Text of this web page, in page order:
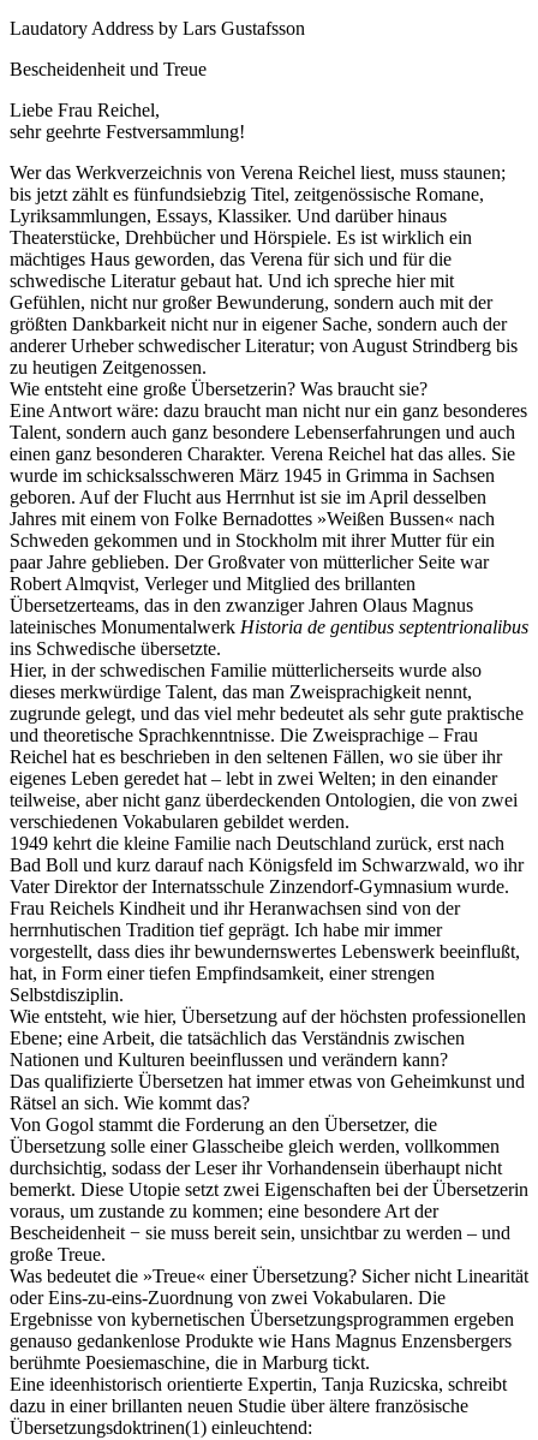
Laudatory Address by Lars Gustafsson
Bescheidenheit und Treue
Liebe Frau Reichel,
sehr geehrte Festversammlung!
Wer das Werkverzeichnis von Verena Reichel liest, muss staunen;
bis jetzt zählt es fünfundsiebzig Titel, zeitgenössische Romane,
Lyriksammlungen, Essays, Klassiker. Und darüber hinaus
Theaterstücke, Drehbücher und Hörspiele. Es ist wirklich ein
mächtiges Haus geworden, das Verena für sich und für die
schwedische Literatur gebaut hat. Und ich spreche hier mit
Gefühlen, nicht nur großer Bewunderung, sondern auch mit der
größten Dankbarkeit nicht nur in eigener Sache, sondern auch der
anderer Urheber schwedischer Literatur; von August Strindberg bis
zu heutigen Zeitgenossen.
Wie entsteht eine große Übersetzerin? Was braucht sie?
Eine Antwort wäre: dazu braucht man nicht nur ein ganz besonderes
Talent, sondern auch ganz besondere Lebenserfahrungen und auch
einen ganz besonderen Charakter. Verena Reichel hat das alles. Sie
wurde im schicksalsschweren März 1945 in Grimma in Sachsen
geboren. Auf der Flucht aus Herrnhut ist sie im April desselben
Jahres mit einem von Folke Bernadottes »Weißen Bussen« nach
Schweden gekommen und in Stockholm mit ihrer Mutter für ein
paar Jahre geblieben. Der Großvater von mütterlicher Seite war
Robert Almqvist, Verleger und Mitglied des brillanten
Übersetzerteams, das in den zwanziger Jahren Olaus Magnus
lateinisches Monumentalwerk Historia de gentibus septentrionalibus
ins Schwedische übersetzte.
Hier, in der schwedischen Familie mütterlicherseits wurde also
dieses merkwürdige Talent, das man Zweisprachigkeit nennt,
zugrunde gelegt, und das viel mehr bedeutet als sehr gute praktische
und theoretische Sprachkenntnisse. Die Zweisprachige – Frau
Reichel hat es beschrieben in den seltenen Fällen, wo sie über ihr
eigenes Leben geredet hat – lebt in zwei Welten; in den einander
teilweise, aber nicht ganz überdeckenden Ontologien, die von zwei
verschiedenen Vokabularen gebildet werden.
1949 kehrt die kleine Familie nach Deutschland zurück, erst nach
Bad Boll und kurz darauf nach Königsfeld im Schwarzwald, wo ihr
Vater Direktor der Internatsschule Zinzendorf-Gymnasium wurde.
Frau Reichels Kindheit und ihr Heranwachsen sind von der
herrnhutischen Tradition tief geprägt. Ich habe mir immer
vorgestellt, dass dies ihr bewundernswertes Lebenswerk beeinflußt,
hat, in Form einer tiefen Empfindsamkeit, einer strengen
Selbstdisziplin.
Wie entsteht, wie hier, Übersetzung auf der höchsten professionellen
Ebene; eine Arbeit, die tatsächlich das Verständnis zwischen
Nationen und Kulturen beeinflussen und verändern kann?
Das qualifizierte Übersetzen hat immer etwas von Geheimkunst und
Rätsel an sich. Wie kommt das?
Von Gogol stammt die Forderung an den Übersetzer, die
Übersetzung solle einer Glasscheibe gleich werden, vollkommen
durchsichtig, sodass der Leser ihr Vorhandensein überhaupt nicht
bemerkt. Diese Utopie setzt zwei Eigenschaften bei der Übersetzerin
voraus, um zustande zu kommen; eine besondere Art der
Bescheidenheit − sie muss bereit sein, unsichtbar zu werden – und
große Treue.
Was bedeutet die »Treue« einer Übersetzung? Sicher nicht Linearität
oder Eins-zu-eins-Zuordnung von zwei Vokabularen. Die
Ergebnisse von kybernetischen Übersetzungsprogrammen ergeben
genauso gedankenlose Produkte wie Hans Magnus Enzensbergers
berühmte Poesiemaschine, die in Marburg tickt.
Eine ideenhistorisch orientierte Expertin, Tanja Ruzicska, schreibt
dazu in einer brillanten neuen Studie über ältere französische
Übersetzungsdoktrinen(1) einleuchtend: